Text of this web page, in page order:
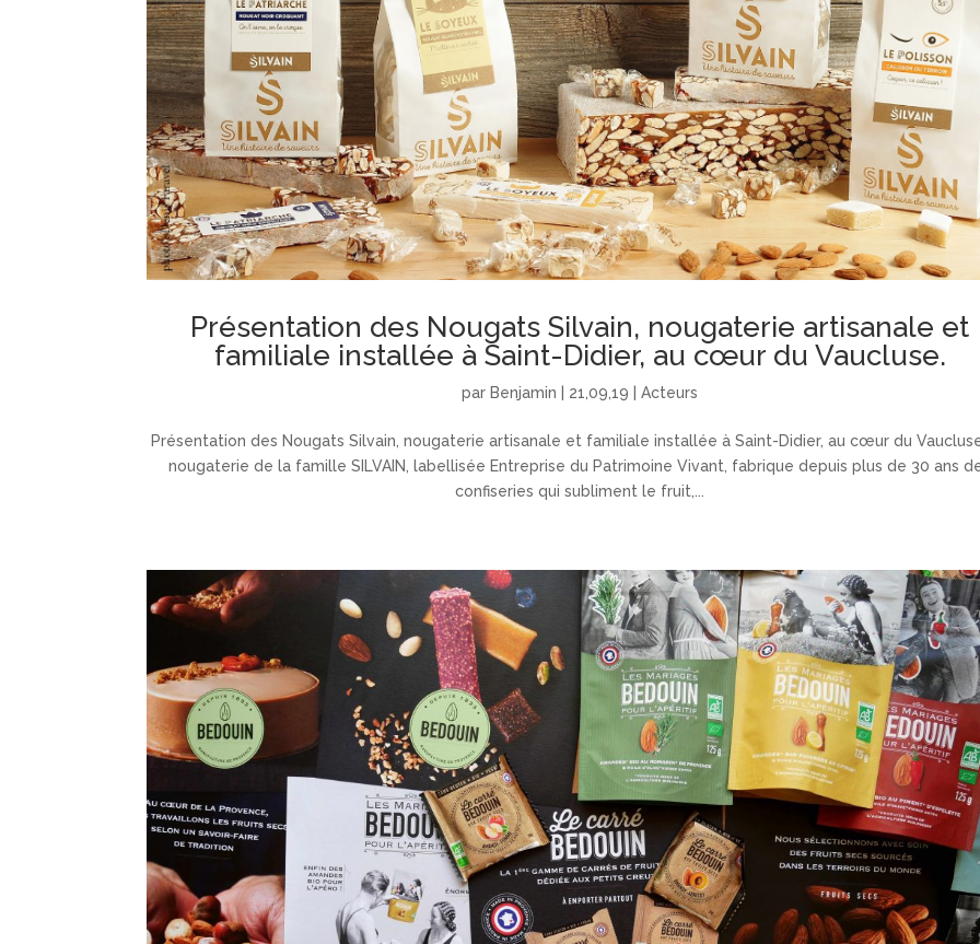
Présentation des Nougats Silvain, nougaterie artisanale et
familiale installée à Saint-Didier, au cœur du Vaucluse.
par Benjamin 21,09,19 |Acteurs
Présentation des Nougats Silvain, nougaterie artisanale et familiale installée à Saint-Didier, au cœur du
nougaterie de la famille SILVAIN, labellisée Entreprise du Patrimoine Vivant, fabrique depuis plus de 30 ans
confiseries qui subliment le fruit,...